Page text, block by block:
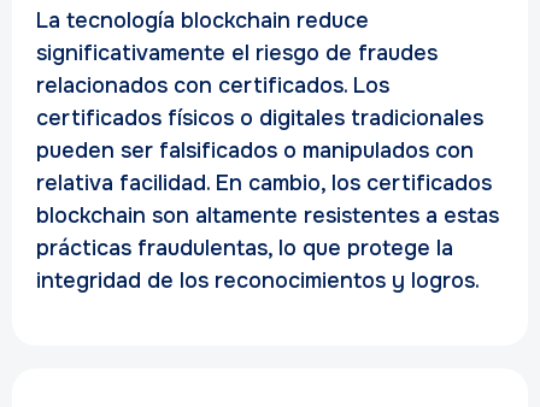
La tecnología blockchain reduce
significativamente el riesgo de fraudes
relacionados con certificados. Los
certificados físicos o digitales tradicionales
pueden ser falsificados o manipulados con
relativa facilidad. En cambio, los certificados
blockchain son altamente resistentes a estas
prácticas fraudulentas, lo que protege la
integridad de los reconocimientos y logros.